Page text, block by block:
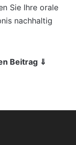
Sie Ihre orale
nachhaltig
Beitrag ⇓